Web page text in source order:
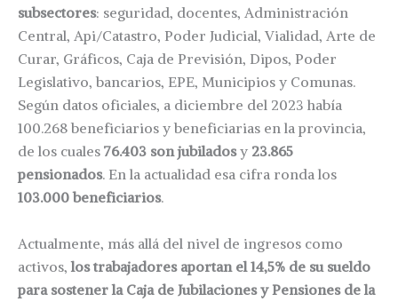
subsectores: seguridad, docentes, Administración
Central, Api/Catastro, Poder Judicial, Vialidad, Arte de
Curar, Gráficos, Caja de Previsión, Dipos, Poder
Legislativo, bancarios, EPE, Municipios y Comunas.
Según datos oficiales, a diciembre del 2023 había
100.268 beneficiarios y beneficiarias en la provincia,
de los cuales 76.403 son jubiladosy 23.865
pensionados. En la actualidad esa cifra ronda los
103.000 beneficiarios.
Actualmente, más allá del nivel de ingresos como
activos,los trabajadores aportan el 14,5% de su sueldo
para sostener la Caja de Jubilaciones y Pensiones de la